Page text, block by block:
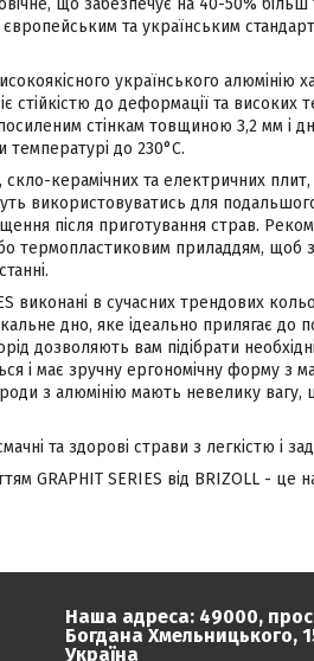
та українським
українського алюмінію
стійкістю до деформації та
посиленим стінкам товщиною 3,2 мм
до 230°C.
керамічних та електричних
використовуватись для подальшого
після приготування страв.
термопластиковим приладдям, щоб
виконані в сучасних трендових
дно, яке ідеально прилягає до
дозволяють вам підібрати
і має зручну ергономічну форму
з алюмінію мають невелику вагу,
та здорові страви з легкістю і
GRAPHIT SERIES від BRIZOLL - це
Наша адреса: 49000,
Богдана Хмельницького,
Україна